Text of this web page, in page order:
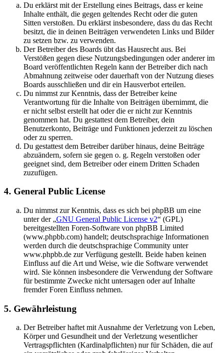
Du erklärst mit der Erstellung eines Beitrags, dass er keine
Inhalte enthält, die gegen geltendes Recht oder die guten
Sitten verstoßen. Du erklärst insbesondere, dass du das Recht
besitzt, die in deinen Beiträgen verwendeten Links und Bilder
zu setzen bzw. zu verwenden.
Der Betreiber des Boards übt das Hausrecht aus. Bei
Verstößen gegen diese Nutzungsbedingungen oder anderer im
Board veröffentlichten Regeln kann der Betreiber dich nach
Abmahnung zeitweise oder dauerhaft von der Nutzung dieses
Boards ausschließen und dir ein Hausverbot erteilen.
Du nimmst zur Kenntnis, dass der Betreiber keine
Verantwortung für die Inhalte von Beiträgen übernimmt, die
er nicht selbst erstellt hat oder die er nicht zur Kenntnis
genommen hat. Du gestattest dem Betreiber, dein
Benutzerkonto, Beiträge und Funktionen jederzeit zu löschen
oder zu sperren.
Du gestattest dem Betreiber darüber hinaus, deine Beiträge
abzuändern, sofern sie gegen o. g. Regeln verstoßen oder
geeignet sind, dem Betreiber oder einem Dritten Schaden
zuzufügen.
4. General Public License
Du nimmst zur Kenntnis, dass es sich bei phpBB um eine
unter der „GNU General Public License v2“ (GPL)
bereitgestellten Foren-Software von phpBB Limited
(www.phpbb.com) handelt; deutschsprachige Informationen
werden durch die deutschsprachige Community unter
www.phpbb.de zur Verfügung gestellt. Beide haben keinen
Einfluss auf die Art und Weise, wie die Software verwendet
wird. Sie können insbesondere die Verwendung der Software
für bestimmte Zwecke nicht untersagen oder auf Inhalte
fremder Foren Einfluss nehmen.
5. Gewährleistung
Der Betreiber haftet mit Ausnahme der Verletzung von Leben,
Körper und Gesundheit und der Verletzung wesentlicher
Vertragspflichten (Kardinalpflichten) nur für Schäden, die auf